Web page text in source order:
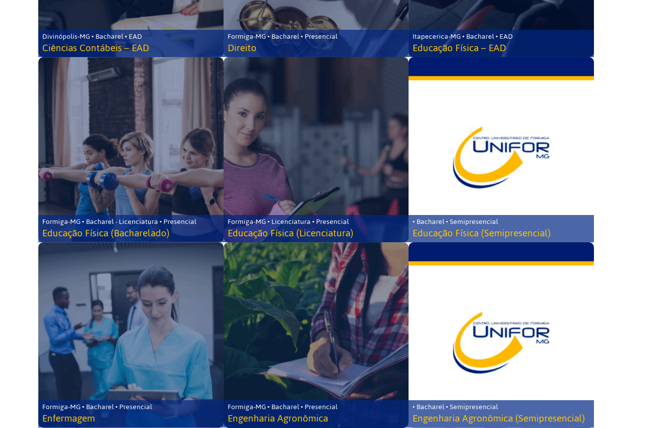
Divinópolis-MG • Bacharel • EAD
Ciências Contábeis – EAD
Formiga-MG • Bacharel • Presencial
Direito
Itapecerica-MG • Bacharel • EAD
Educação Física – EAD
Formiga-MG • Bacharel - Licenciatura • Presencial
Educação Física (Bacharelado)
Formiga-MG • Licenciatura • Presencial
Educação Física (Licenciatura)
• Bacharel • Semipresencial
Educação Física (Semipresencial)
Formiga-MG • Bacharel • Presencial
Enfermagem
Formiga-MG • Bacharel • Presencial
Engenharia Agronômica
• Bacharel • Semipresencial
Engenharia Agronômica (Semipresencial)